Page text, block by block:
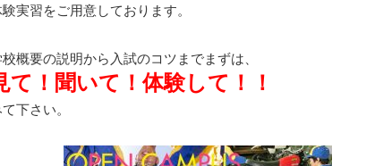
実習をご用意しております。
概要の説明から入試のコツまでまずは、
て！聞いて！体験して！！
下さい。